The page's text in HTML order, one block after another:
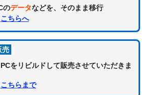
のデータなどを、そのまま移行
こちらへ
売
をリビルドして販売させていただきま
こちらまで